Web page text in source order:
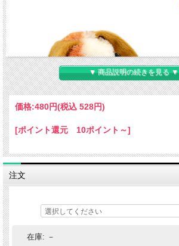
▼ 商品説明の続きを見る ▼
価格:480円(税込 528円)
[ポイント還元 10ポイント～]
注文
在庫: －